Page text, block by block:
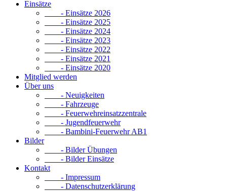
Einsätze
- Einsätze 2026
- Einsätze 2025
- Einsätze 2024
- Einsätze 2023
- Einsätze 2022
- Einsätze 2021
- Einsätze 2020
Mitglied werden
Über uns
- Neuigkeiten
- Fahrzeuge
- Feuerwehreinsatzzentrale
- Jugendfeuerwehr
- Bambini-Feuerwehr AB1
Bilder
- Bilder Übungen
- Bilder Einsätze
Kontakt
- Impressum
- Datenschutzerklärung